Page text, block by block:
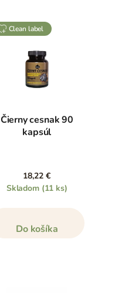
clean label
Čierny cesnak 90
kapsúl
18,22 €
Skladom (11 ks)
Do košíka